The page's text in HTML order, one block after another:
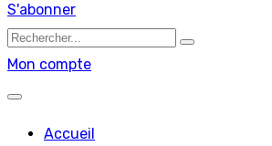
S'abonner
Mon compte
Accueil